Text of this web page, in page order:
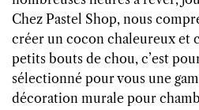
Chez Pastel Shop, nous
créer un cocon chaleureux et
petits bouts de chou, c’est
sélectionné pour vous une
décoration murale pour